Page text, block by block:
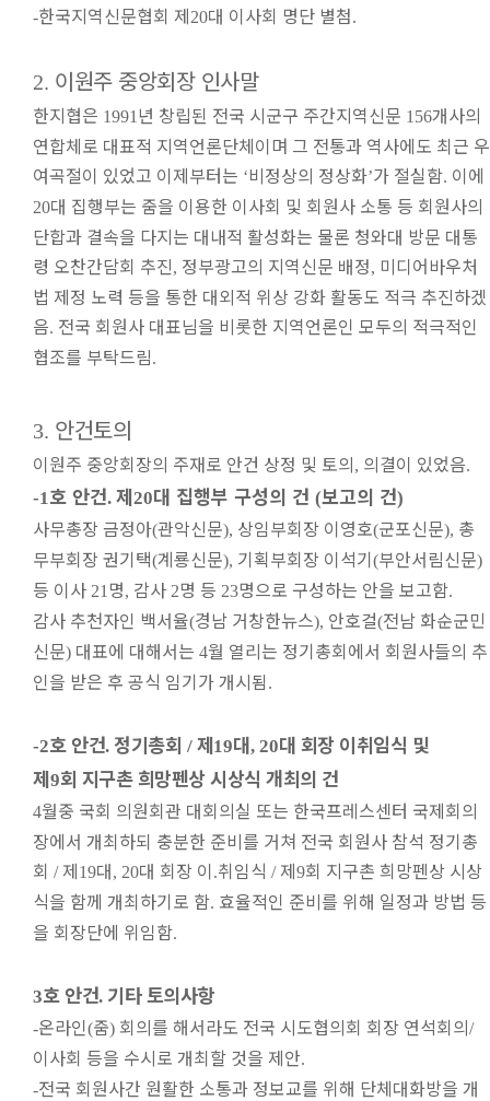
-한국지역신문협회 제20대 이사회 명단 별첨.
2. 이원주 중앙회장 인사말
한지협은 1991 년 창립된 전국 시군구 주간지역신문 156개사의
연합체로 대표적 지역언론단체이며 그 전통과 역사에도 최근 우
여곡절이 있었고 이제부터는 ‘비정상의 정상화’가 절실함. 이에
20대 집행부는 줌을 이용한 이사회 및 회원사 소통 등 회원사의
단합과 결속을 다지는 대내적 활성화는 물론 청와대 방문 대통
령 오찬간담회 추진, 정부광고의 지역신문 배정, 미디어바우처
법 제정 노력 등을 통한 대외적 위상 강화 활동도 적극 추진하겠
음. 전국 회원사 대표님을 비롯한 지역언론인 모두의 적극적인
협조를 부탁드림.
3. 안건토의
이원주 중앙회장의 주재로 안건 상정 및 토의, 의결이 있었음.
-1호 안건. 제20대 집행부 구성의 건 (보고의 건)
사무총장 금정아(관악신문), 상임부회장 이영호(군포신문), 총
무부회장 권기택(계룡신문), 기획부회장 이석기(부안서림신문)
등 이사 21 명, 감사 2명 등 23명으로 구성하는 안을 보고함.
감사 추천자인 백서율(경남 거창한뉴스), 안호걸(전남 화순군민
신문) 대표에 대해서는 4월 열리는 정기총회에서 회원사들의 추
인을 받은 후 공식 임기가 개시됨.
-2호 안건. 정기총회 / 제19대, 20대 회장 이취임식 및
제9회 지구촌 희망펜상 시상식 개최의 건
4월중 국회 의원회관 대회의실 또는 한국프레스센터 국제회의
장에서 개최하되 충분한 준비를 거쳐 전국 회원사 참석 정기총
회 / 제19대, 20대 회장 이.취임식 / 제9회 지구촌 희망펜상 시상
식을 함께 개최하기로 함. 효율적인 준비를 위해 일정과 방법 등
을 회장단에 위임함.
3호 안건. 기타 토의사항
-온라인(줌) 회의를 해서라도 전국 시도협의회 회장 연석회의/
이사회 등을 수시로 개최할 것을 제안.
-전국 회원사간 원활한 소통과 정보교를 위해 단체대화방을 개